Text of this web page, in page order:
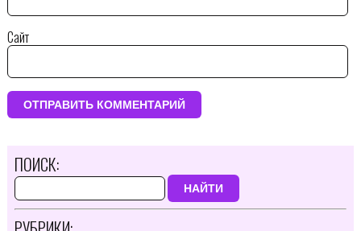
Сайт
ПОИСК:
НАЙТИ